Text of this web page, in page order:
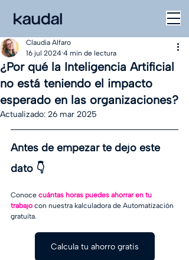
¿Por qué la Inteligencia Artificial
no está teniendo el impacto
esperado en las organizaciones?
Claudia Alfaro
16 jul 2024 4 min de lectura
Actualizado: 26 mar 2025
Antes de empezar te dejo este
dato 👇
Conoce cuántas horas puedes ahorrar en tu
trabajo con nuestra kalculadora de Automatización
gratuita.
Calcula tu ahorro gratis